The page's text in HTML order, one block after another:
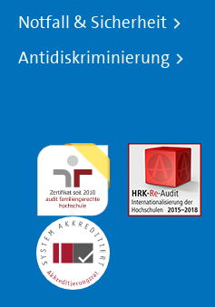
Notfall & Sicherheit
Antidiskriminierung